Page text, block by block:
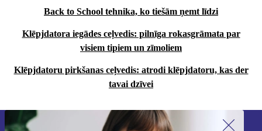
Back to School tehnika, ko tiešām ņemt līdzi
Klēpjdatora iegādes ceļvedis: pilnīga rokasgrāmata par
visiem tipiem un zīmoliem
Klēpjdatoru pirkšanas ceļvedis: atrodi klēpjdatoru, kas der
tavai dzīvei